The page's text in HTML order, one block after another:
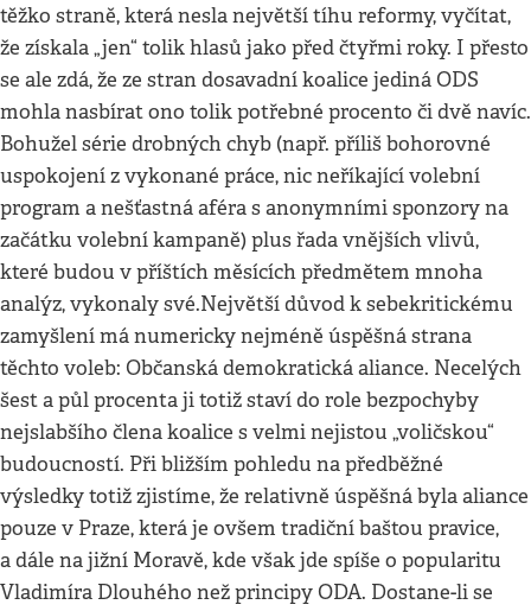
těžko straně, která nesla největší tíhu reformy, vyčítat,
že získala „jen“ tolik hlasů jako před čtyřmi roky. I přesto
se ale zdá, že ze stran dosavadní koalice jediná ODS
mohla nasbírat ono tolik potřebné procento či dvě navíc.
Bohužel série drobných chyb (např. příliš bohorovné
uspokojení z vykonané práce, nic neříkající volební
program a nešťastná aféra s anonymními sponzory na
začátku volební kampaně) plus řada vnějších vlivů,
které budou v příštích měsících předmětem mnoha
analýz, vykonaly své.Největší důvod k sebekritickému
zamyšlení má numericky nejméně úspěšná strana
těchto voleb: Občanská demokratická aliance. Necelých
šest a půl procenta ji totiž staví do role bezpochyby
nejslabšího člena koalice s velmi nejistou „voličskou“
budoucností. Při bližším pohledu na předběžné
výsledky totiž zjistíme, že relativně úspěšná byla aliance
pouze v Praze, která je ovšem tradiční baštou pravice,
a dále na jižní Moravě, kde však jde spíše o popularitu
Vladimíra Dlouhého než principy ODA. Dostane-li se